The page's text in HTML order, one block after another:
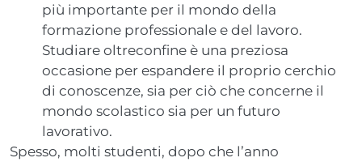
più importante per il mondo della
formazione professionale e del lavoro.
Studiare oltreconfine è una preziosa
occasione per espandere il proprio cerchio
di conoscenze, sia per ciò che concerne il
mondo scolastico sia per un futuro
lavorativo.
Spesso, molti studenti, dopo che l’anno